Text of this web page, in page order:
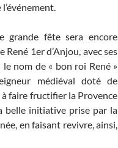
grande fête sera encore
1er d’Anjou, avec ses
nom de « bon roi René »
médiéval doté de
faire fructifier la Provence
belle initiative prise par la
en faisant revivre, ainsi,